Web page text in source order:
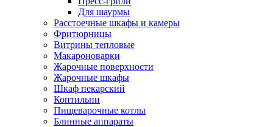
Для шаурмы
Расстоечные шкафы и камеры
Фритюрницы
Витрины тепловые
Макароноварки
Жарочные поверхности
Жарочные шкафы
Шкаф пекарский
Коптильни
Пищеварочные котлы
Блинные аппараты